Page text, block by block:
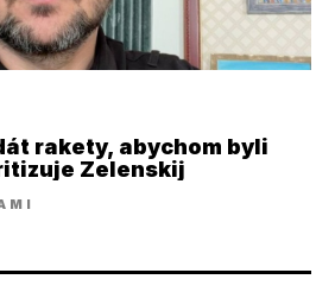
rakety, abychom byli
Zelenskij